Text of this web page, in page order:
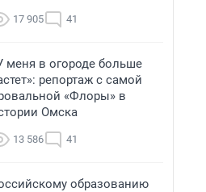
17 905 41
меня в огороде больше
репортаж с самой
«Флоры» в
Омска
13 586 41
образованию